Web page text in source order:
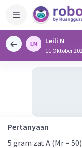
Leili N
11 Oktober
Pertanyaan
5 gram zat A (Mr =